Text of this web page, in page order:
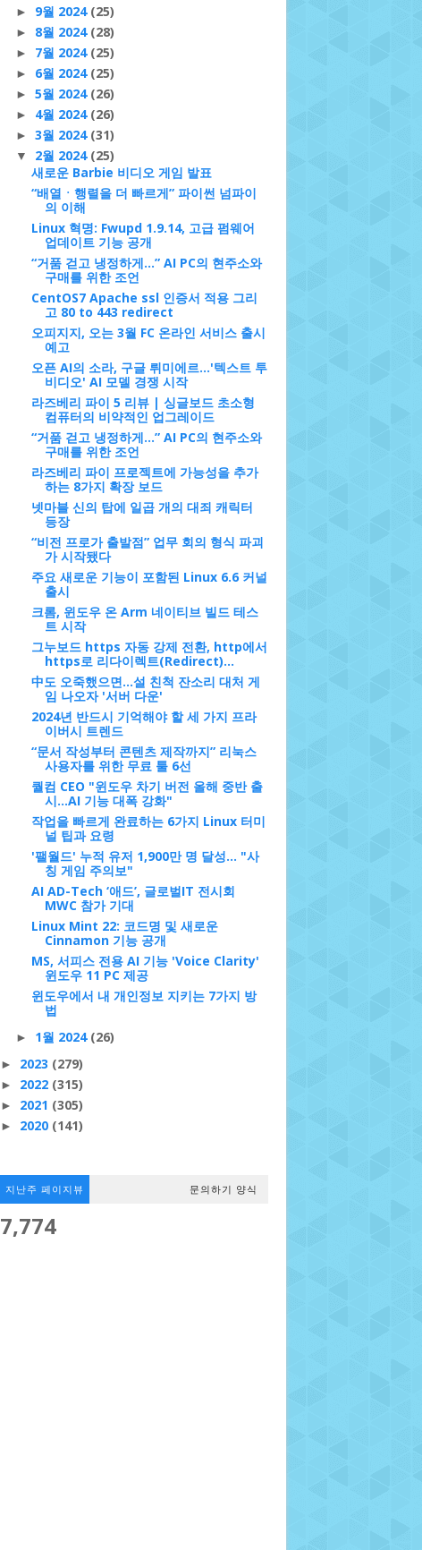
► 9월 2024 (25)
► 8월 2024 (28)
► 7월 2024 (25)
► 6월 2024 (25)
► 5월 2024 (26)
► 4월 2024 (26)
► 3월 2024 (31)
▼ 2월 2024 (25)
새로운 Barbie 비디오 게임 발표
“배열ㆍ행렬을 더 빠르게” 파이썬 넘파이
의 이해
Linux 혁명: Fwupd 1.9.14, 고급 펌웨어
업데이트 기능 공개
“거품 걷고 냉정하게…” AI PC의 현주소와
구매를 위한 조언
CentOS7 Apache ssl 인증서 적용 그리
고 80 to 443 redirect
오피지지, 오는 3월 FC 온라인 서비스 출시
예고
오픈 AI의 소라, 구글 뤼미에르…'텍스트 투
비디오' AI 모델 경쟁 시작
라즈베리 파이 5 리뷰 | 싱글보드 초소형
컴퓨터의 비약적인 업그레이드
“거품 걷고 냉정하게…” AI PC의 현주소와
구매를 위한 조언
라즈베리 파이 프로젝트에 가능성을 추가
하는 8가지 확장 보드
넷마블 신의 탑에 일곱 개의 대죄 캐릭터
등장
“비전 프로가 출발점” 업무 회의 형식 파괴
가 시작됐다
주요 새로운 기능이 포함된 Linux 6.6 커널
출시
크롬, 윈도우 온 Arm 네이티브 빌드 테스
트 시작
그누보드 https 자동 강제 전환, http에서
https로 리다이렉트(Redirect)...
中도 오죽했으면…설 친척 잔소리 대처 게
임 나오자 '서버 다운'
2024년 반드시 기억해야 할 세 가지 프라
이버시 트렌드
“문서 작성부터 콘텐츠 제작까지” 리눅스
사용자를 위한 무료 툴 6선
퀄컴 CEO "윈도우 차기 버전 올해 중반 출
시...AI 기능 대폭 강화"
작업을 빠르게 완료하는 6가지 Linux 터미
널 팁과 요령
'팰월드' 누적 유저 1,900만 명 달성... "사
칭 게임 주의보"
AI AD-Tech ‘애드’, 글로벌IT 전시회
MWC 참가 기대
Linux Mint 22: 코드명 및 새로운
Cinnamon 기능 공개
MS, 서피스 전용 AI 기능 'Voice Clarity'
윈도우 11 PC 제공
윈도우에서 내 개인정보 지키는 7가지 방
법
► 1월 2024 (26)
► 2023 (279)
► 2022 (315)
► 2021 (305)
► 2020 (141)
지난주 페이지뷰 문의하기 양식
7,774